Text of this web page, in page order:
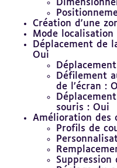
Création d'une
Mode
Déplacement de
Oui
Défilement
de l’écran :
souris : Oui
Amélioration des
Profils de
Suppression